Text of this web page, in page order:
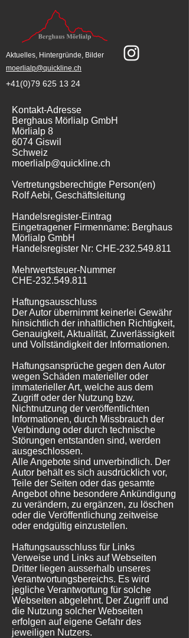
moerlialp@quickline.ch
Aktuelles, Hintergründe, Bilder
+41(0)79 625 13 24
Kontakt-Adresse
Berghaus Mörlialp GmbH
Mörlialp 8
6074 Giswil
Schweiz
moerlialp@quickline.ch
Vertretungsberechtigte Person(en)
Rolf Aebi, Geschäftsleitung
Handelsregister-Eintrag
Eingetragener Firmenname: Berghaus
Mörlialp GmbH
Handelsregister Nr: CHE-232.549.811
Mehrwertsteuer-Nummer
CHE-232.549.811
Haftungsausschluss
Der Autor übernimmt keinerlei Gewähr
hinsichtlich der inhaltlichen Richtigkeit,
Genauigkeit, Aktualität, Zuverlässigkeit
und Vollständigkeit der Informationen.
Haftungsansprüche gegen den Autor
wegen Schäden materieller oder
immaterieller Art, welche aus dem
Zugriff oder der Nutzung bzw.
Nichtnutzung der veröffentlichten
Informationen, durch Missbrauch der
Verbindung oder durch technische
Störungen entstanden sind, werden
ausgeschlossen.
Alle Angebote sind unverbindlich. Der
Autor behält es sich ausdrücklich vor,
Teile der Seiten oder das gesamte
Angebot ohne besondere Ankündigung
zu verändern, zu ergänzen, zu löschen
oder die Veröffentlichung zeitweise
oder endgültig einzustellen.
Haftungsausschluss für Links
Verweise und Links auf Webseiten
Dritter liegen ausserhalb unseres
Verantwortungsbereichs. Es wird
jegliche Verantwortung für solche
Webseiten abgelehnt. Der Zugriff und
die Nutzung solcher Webseiten
erfolgen auf eigene Gefahr des
jeweiligen Nutzers.